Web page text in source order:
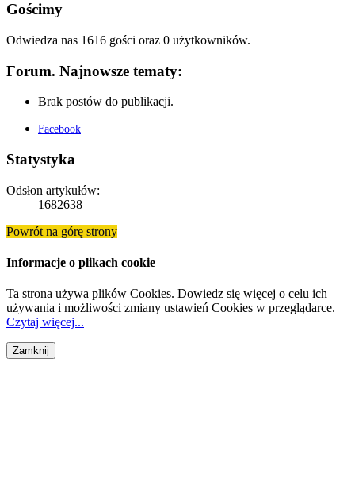
Gościmy
Odwiedza nas 1616 gości oraz 0 użytkowników.
Forum. Najnowsze tematy:
Brak postów do publikacji.
Facebook
Statystyka
Odsłon artykułów:
1682638
Powrót na górę strony
Informacje o plikach cookie
Ta strona używa plików Cookies. Dowiedz się więcej o celu ich
używania i możliwości zmiany ustawień Cookies w przeglądarce.
Czytaj więcej...